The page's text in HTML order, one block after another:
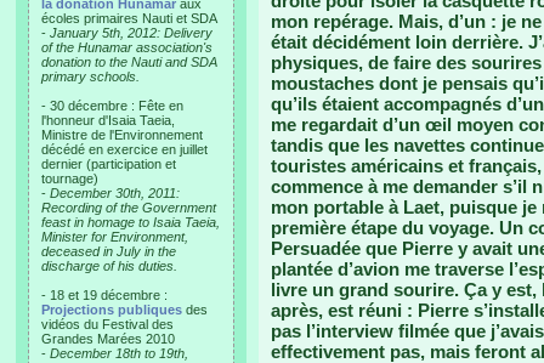
la donation Hunamar aux
écoles primaires Nauti et SDA
- January 5th, 2012: Delivery
of the Hunamar association's
donation to the Nauti and SDA
primary schools.
- 30 décembre : Fête en
l'honneur d'Isaia Taeia,
Ministre de l'Environnement
décédé en exercice en juillet
dernier (participation et
tournage)
- December 30th, 2011:
Recording of the Government
feast in homage to Isaia Taeia,
Minister for Environment,
deceased in July in the
discharge of his duties.
- 18 et 19 décembre :
Projections publiques des
vidéos du Festival des
Grandes Marées 2010
- December 18th to 19th,
mon repérage. Mais, d’un : je
était décidément loin derrière.
physiques, de faire des
moustaches dont je pensais
qu’ils étaient accompagnés
me regardait d’un œil moyen
tandis que les navettes
touristes américains et
commence à me demander s’il
mon portable à Laet, puisque je
première étape du voyage. Un
Persuadée que Pierre y avait
plantée d’avion me traverse
livre un grand sourire. Ça y
après, est réuni : Pierre
pas l’interview filmée que
effectivement pas, mais feront